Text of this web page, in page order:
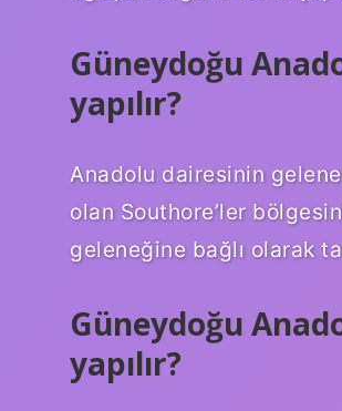
Güneydoğu
yapılır?
Anadolu dairesinin
olan Southore’ler
geleneğine bağlı olarak
Güneydoğu
yapılır?